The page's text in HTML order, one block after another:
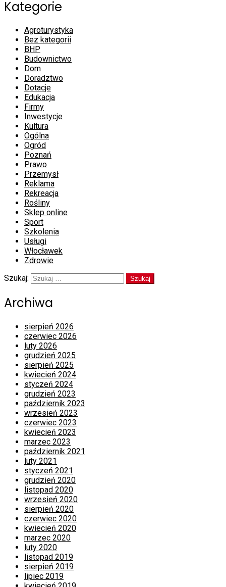
Kategorie
Agroturystyka
Bez kategorii
BHP
Budownictwo
Dom
Doradztwo
Dotacje
Edukacja
Firmy
Inwestycje
Kultura
Ogólna
Ogród
Poznań
Prawo
Przemysł
Reklama
Rekreacja
Rośliny
Sklep online
Sport
Szkolenia
Usługi
Włocławek
Zdrowie
Szukaj:
Archiwa
sierpień 2026
czerwiec 2026
luty 2026
grudzień 2025
sierpień 2025
kwiecień 2024
styczeń 2024
grudzień 2023
październik 2023
wrzesień 2023
czerwiec 2023
kwiecień 2023
marzec 2023
październik 2021
luty 2021
styczeń 2021
grudzień 2020
listopad 2020
wrzesień 2020
sierpień 2020
czerwiec 2020
kwiecień 2020
marzec 2020
luty 2020
listopad 2019
sierpień 2019
lipiec 2019